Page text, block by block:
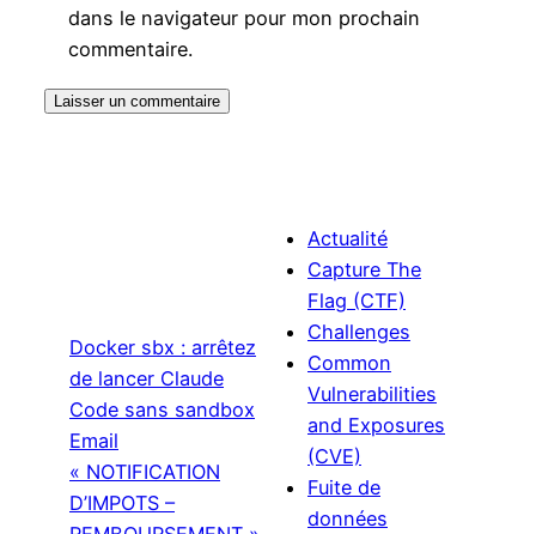
dans le navigateur pour mon prochain
commentaire.
Docker sbx : arrêtez
de lancer Claude
Code sans sandbox
Email
« NOTIFICATION
D’IMPOTS –
Actualité
Capture The
Flag (CTF)
Challenges
Common
Vulnerabilities
and Exposures
(CVE)
Fuite de
données